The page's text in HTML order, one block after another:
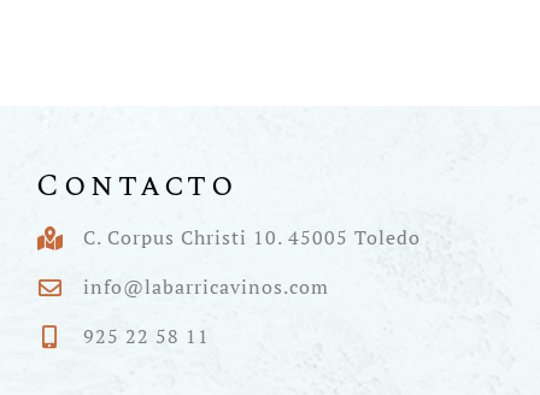
Contacto
C. Corpus Christi 10. 45005 Toledo
info@labarricavinos.com
925 22 58 11